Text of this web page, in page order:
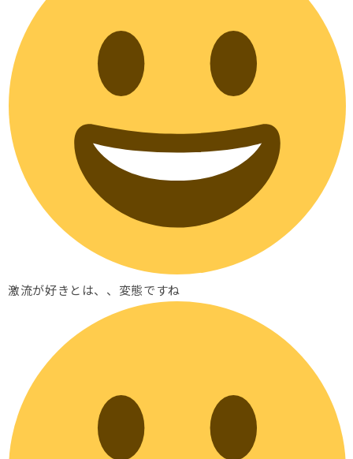
激流が好きとは、、変態ですね